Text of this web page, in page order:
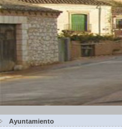
Ayuntamiento